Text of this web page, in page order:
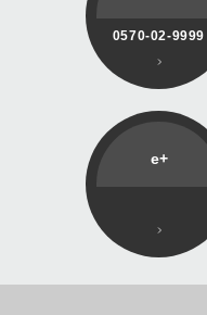
0570-02-9999
e+